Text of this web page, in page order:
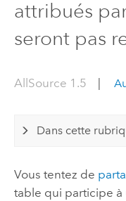
attribués
seront pas
AllSource 1.5 |
Dans cette
Vous tentez de
table qui participe à